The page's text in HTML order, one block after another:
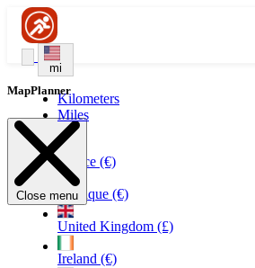
mi
Kilometers
Miles
France (€)
Belgique (€)
United Kingdom (£)
Ireland (€)
MapPlanner
Close menu